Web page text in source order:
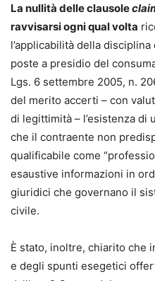
La nullità delle clausole
ravvisarsi ogni qual volta
l’applicabilità della
poste a presidio del
Lgs. 6 settembre 2005, n.
del merito accerti – con
di legittimità – l’esistenza di
che il contraente non
qualificabile come
esaustive informazioni in
giuridici che governano il
civile.
È stato, inoltre, chiarito che
e degli spunti esegetici